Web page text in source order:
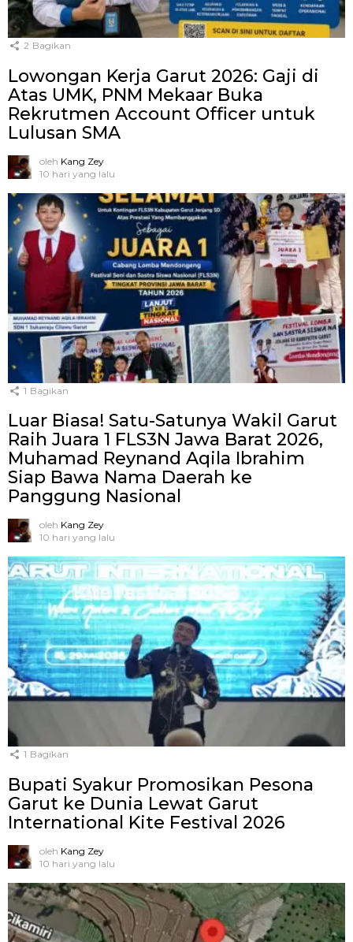
2 Bagikan
Lowongan Kerja Garut 2026: Gaji di
Atas UMK, PNM Mekaar Buka
Rekrutmen Account Officer untuk
Lulusan SMA
oleh Kang Zey
10 hari yang lalu
1 Bagikan
Luar Biasa! Satu-Satunya Wakil Garut
Raih Juara 1 FLS3N Jawa Barat 2026,
Muhamad Reynand Aqila Ibrahim
Siap Bawa Nama Daerah ke
Panggung Nasional
oleh Kang Zey
10 hari yang lalu
1 Bagikan
Bupati Syakur Promosikan Pesona
Garut ke Dunia Lewat Garut
International Kite Festival 2026
oleh Kang Zey
10 hari yang lalu